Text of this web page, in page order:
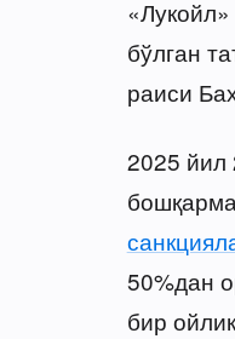
бўлган
раиси
2025 йил
50%дан
бир